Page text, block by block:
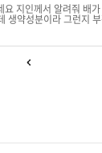
요 지인께서 알려줘 배
는